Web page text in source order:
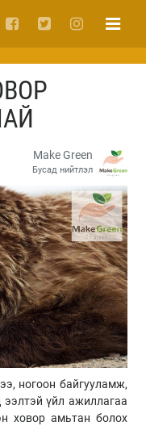
Make Green
Бусад нийтлэл
ногоон байгууламж,
ээлтэй үйл ажиллагаа
ховор амьтан болох